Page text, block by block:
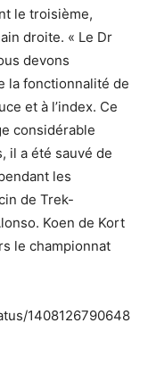
le troisième,
droite. « Le Dr
devons
la fonctionnalité de
et à l’index. Ce
considérable
il a été sauvé de
les
de Trek-
Koen de Kort
le championnat
1408126790648